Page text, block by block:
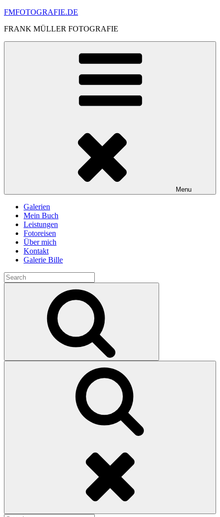
Skip
content
FMFOTOGRAFIE.DE
FRANK MÜLLER FOTOGRAFIE
Menu
Galerien
Mein Buch
Leistungen
Fotoreisen
Über mich
Kontakt
Galerie Bille
Search
for: